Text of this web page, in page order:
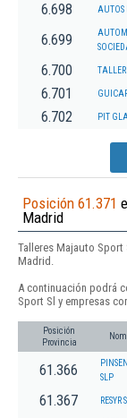
6.698 AUTOS
6.699
6.700
6.701
6.702 PIT
Posición 61.371
Madrid
Talleres Majauto Sport
Madrid.
A continuación podrá
Sport Sl y empresas
Posición
Provincia
61.366
SLP
61.367 RESYR